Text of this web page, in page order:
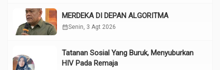
MERDEKA DI DEPAN ALGORITMA
calendar_monthSenin, 3 Agt 2026
Tatanan Sosial Yang Buruk, Menyuburkan
HIV Pada Remaja